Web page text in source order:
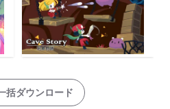
括ダウンロード